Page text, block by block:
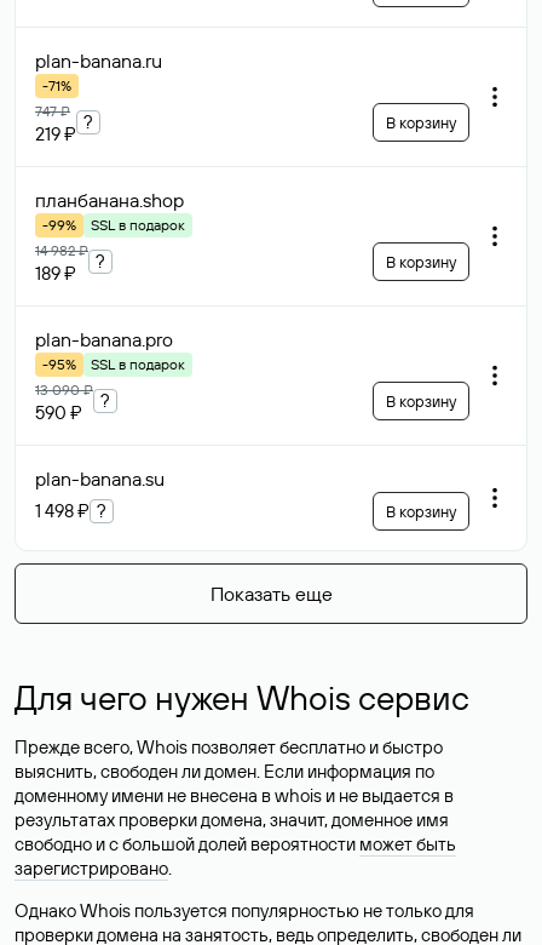
plan-banana.ru
-71%
747 ₽
219 ₽
? В корзину
планбанана.shop
-99%
SSL в подарок
14 982 ₽
189 ₽
? В корзину
plan-banana.pro
-95%
SSL в подарок
13 090 ₽
590 ₽
? В корзину
plan-banana.su
1 498 ₽ ? В корзину
Показать еще
Для чего нужен Whois сервис
Прежде всего, Whois позволяет бесплатно и быстро
выяснить, свободен ли домен. Если информация по
доменному имени не внесена в whois и не выдается в
результатах проверки домена, значит, доменное имя
свободно и с большой долей вероятности может быть
зарегистрировано.
Однако Whois пользуется популярностью не только для
проверки домена на занятость, ведь определить, свободен ли